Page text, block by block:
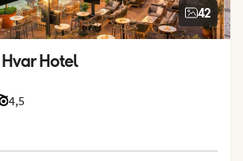
42
Hotel
4,5
Betyg från Tripadvisor: 4.5 of 5